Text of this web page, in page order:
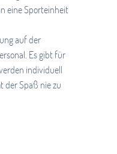
eine Sporteinheit
auf der
Es gibt für
individuell
der Spaß nie zu